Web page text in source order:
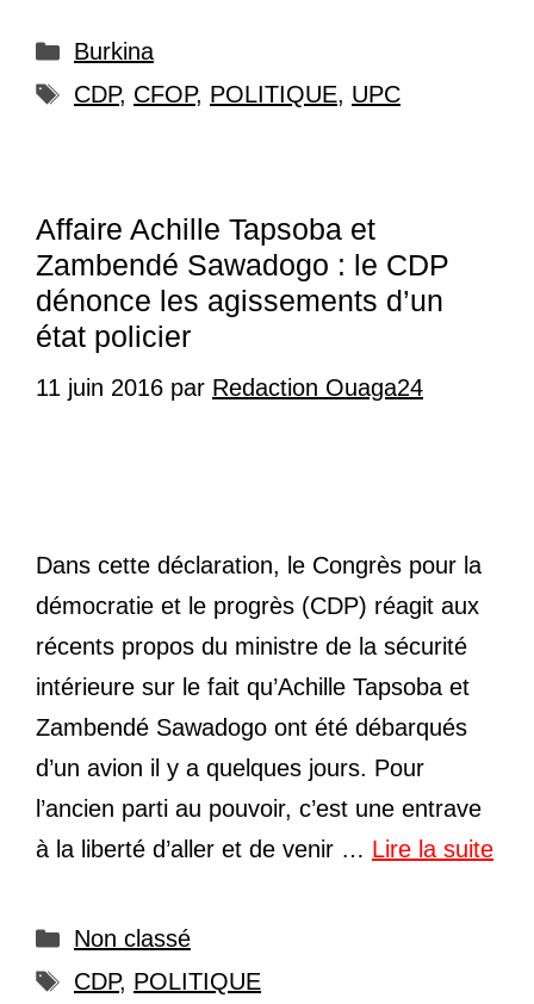
Catégories
Burkina
Étiquettes
CDP, CFOP, POLITIQUE, UPC
Affaire Achille Tapsoba et
Zambendé Sawadogo : le CDP
dénonce les agissements d’un
état policier
11 juin 2016 par Redaction Ouaga24
Dans cette déclaration, le Congrès pour la
démocratie et le progrès (CDP) réagit aux
récents propos du ministre de la sécurité
intérieure sur le fait qu’Achille Tapsoba et
Zambendé Sawadogo ont été débarqués
d’un avion il y a quelques jours. Pour
l’ancien parti au pouvoir, c’est une entrave
à la liberté d’aller et de venir … Lire la suite
Catégories
Non classé
Étiquettes
CDP, POLITIQUE